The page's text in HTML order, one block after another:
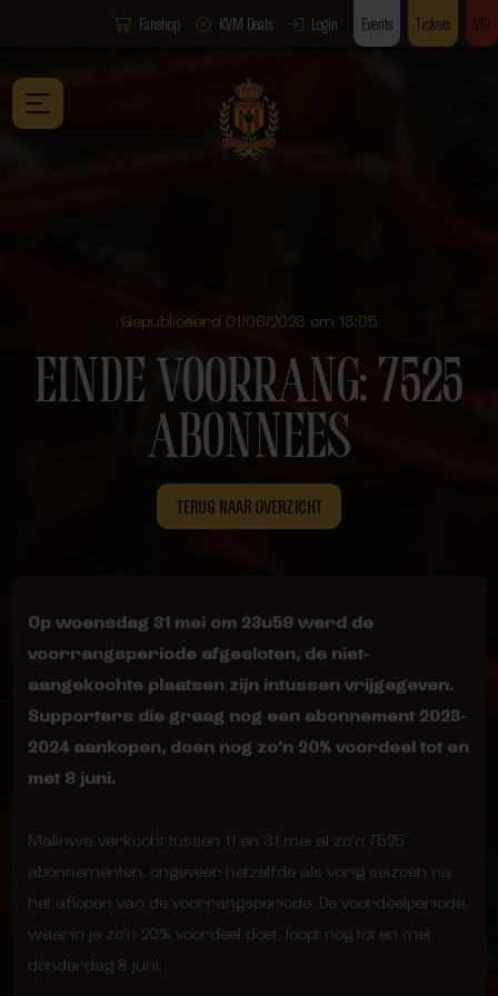
Fanshop KVM Deals Login Events Tickets VIP
Gepubliceerd 01/06/2023 om 13:05
EINDE VOORRANG: 7525
ABONNEES
TERUG NAAR OVERZICHT
Op woensdag 31 mei om 23u59 werd de
voorrangsperiode afgesloten, de niet-
aangekochte plaatsen zijn intussen vrijgegeven.
Supporters die graag nog een abonnement 2023-
2024 aankopen, doen nog zo’n 20% voordeel tot en
met 8 juni.
Malinwa verkocht tussen 11 en 31 mei al zo’n 7525
abonnementen, ongeveer hetzelfde als vorig seizoen na
het aflopen van de voorrangsperiode. De voordeelperiode,
waarin je zo’n 20% voordeel doet, loopt nog tot en met
donderdag 8 juni.